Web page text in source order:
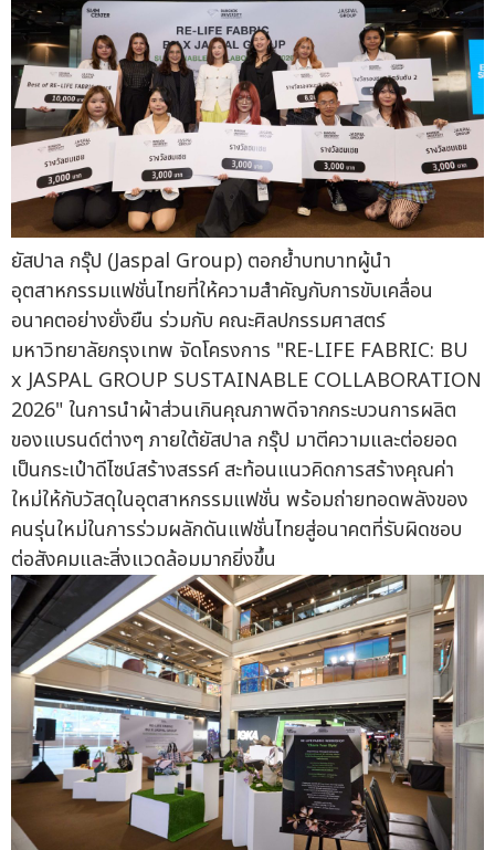
ยัสปาล กรุ๊ป (Jaspal Group) ตอกย้ำบทบาทผู้นำ
อุตสาหกรรมแฟชั่นไทยที่ให้ความสำคัญกับการขับเคลื่อน
อนาคตอย่างยั่งยืน ร่วมกับ คณะศิลปกรรมศาสตร์
มหาวิทยาลัยกรุงเทพ จัดโครงการ "RE-LIFE FABRIC: BU
x JASPAL GROUP SUSTAINABLE COLLABORATION
2026" ในการนำผ้าส่วนเกินคุณภาพดีจากกระบวนการผลิต
ของแบรนด์ต่างๆ ภายใต้ยัสปาล กรุ๊ป มาตีความและต่อยอด
เป็นกระเป๋าดีไซน์สร้างสรรค์ สะท้อนแนวคิดการสร้างคุณค่า
ใหม่ให้กับวัสดุในอุตสาหกรรมแฟชั่น พร้อมถ่ายทอดพลังของ
คนรุ่นใหม่ในการร่วมผลักดันแฟชั่นไทยสู่อนาคตที่รับผิดชอบ
ต่อสังคมและสิ่งแวดล้อมมากยิ่งขึ้น